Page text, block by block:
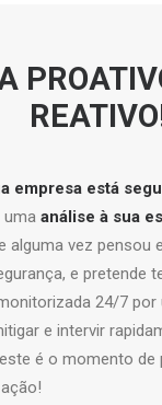
empresa está
análise à sua
alguma vez pensou
e pretende
24/7 por
e intervir
é o momento de